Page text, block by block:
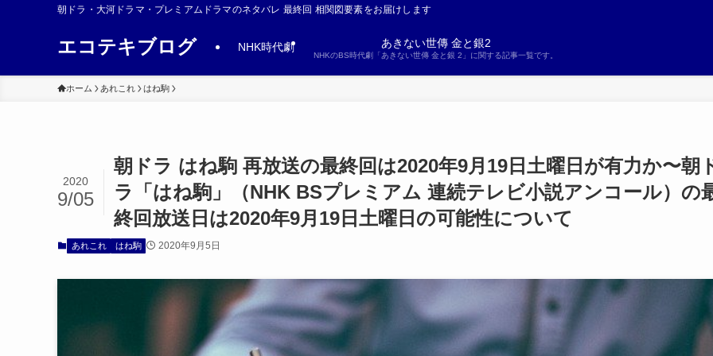
朝ドラ・大河ドラマ・プレミアムドラマのネタバレ 最終回 相関図要素をお届けします
エコテキブログ NHK時代劇 あきない世傳 金と銀2
NHKのBS時代劇「あきない世傳 金と銀 2」に関する記事一覧です。
ホーム あれこれ はね駒
朝ドラ はね駒 再放送の最終回は2020年9月19日土曜日が有力か〜朝
ラ「はね駒」（NHK BSプレミアム 連続テレビ小説アンコール）の
終回放送日は2020年9月19日土曜日の可能性について
2020
9/05
あれこれ はね駒 2020年9月5日